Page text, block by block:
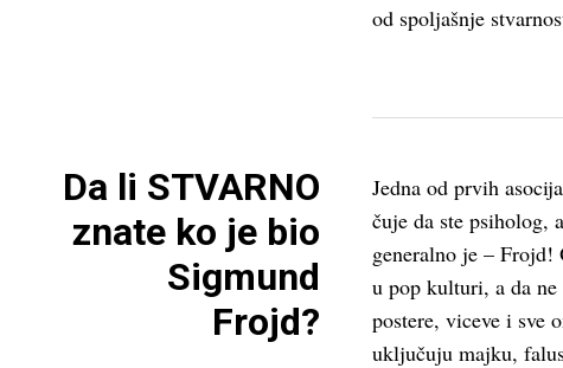
od spoljašnje
Da li STVARNO
znate ko je bio
Sigmund
Frojd?
Jedna od prvih
čuje da ste psiholog,
generalno je – Frojd!
u pop kulturi, a da
postere, viceve i sve
uključuju majku,